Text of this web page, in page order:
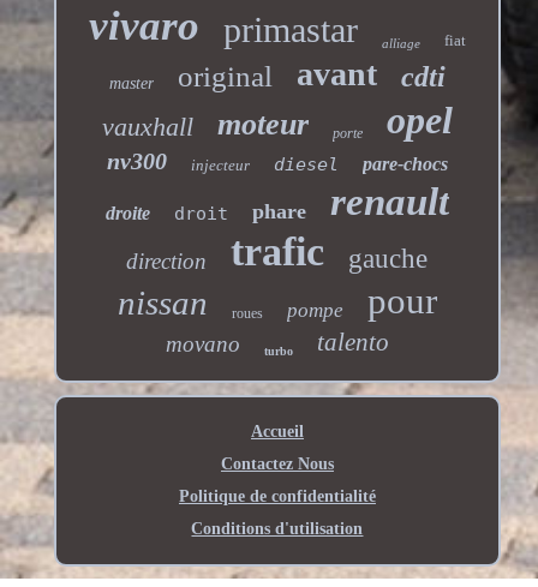
vivaro primastar alliage fiat
master original avant cdti
vauxhall moteur porte opel
nv300 injecteur diesel pare-chocs
droite droit phare renault
direction trafic gauche
nissan roues pompe pour
movano turbo talento
Accueil
Contactez Nous
Politique de confidentialité
Conditions d'utilisation